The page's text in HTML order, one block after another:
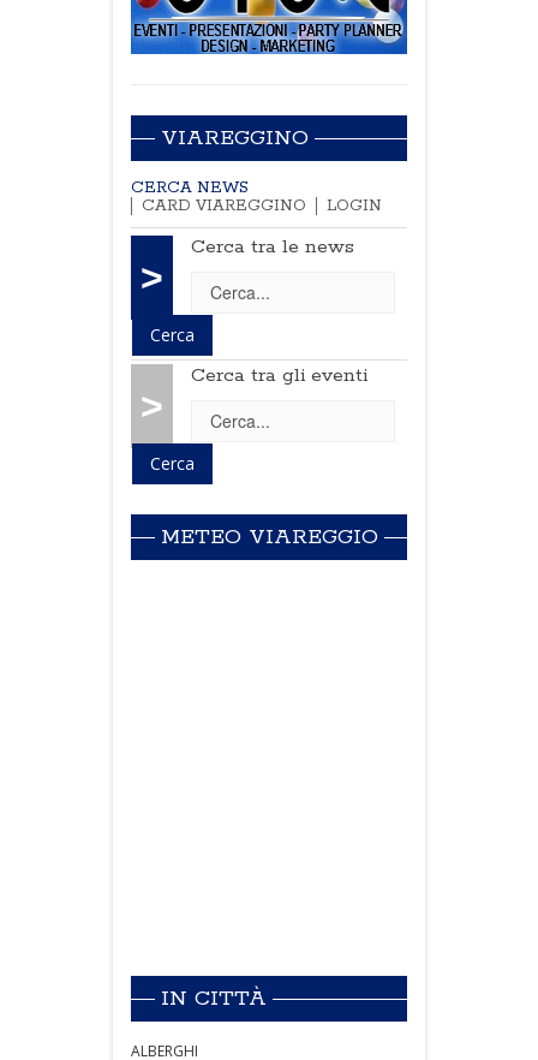
VIAREGGINO
CERCA NEWS
CARD VIAREGGINO
LOGIN
>
Cerca tra le news
>
Cerca tra gli eventi
METEO VIAREGGIO
IN CITTÀ
ALBERGHI